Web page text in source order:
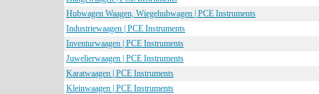
Hubwagen Waagen, Wiegehubwagen | PCE Instruments
Industriewaagen | PCE Instruments
Inventurwaagen | PCE Instruments
Juwelierwaagen | PCE Instruments
Karatwaagen | PCE Instruments
Kleinwaagen | PCE Instruments